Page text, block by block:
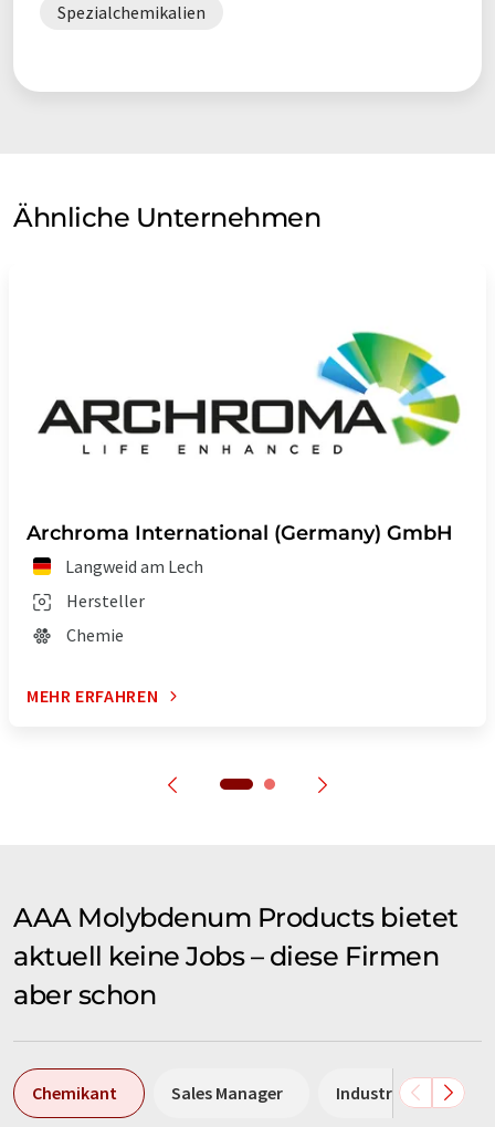
Spezialchemikalien
Ähnliche Unternehmen
Archroma International (Germany) GmbH
Langweid am Lech
Hersteller
Chemie
MEHR ERFAHREN
AAA Molybdenum Products bietet
aktuell keine Jobs – diese Firmen
aber schon
Chemikant Sales Manager